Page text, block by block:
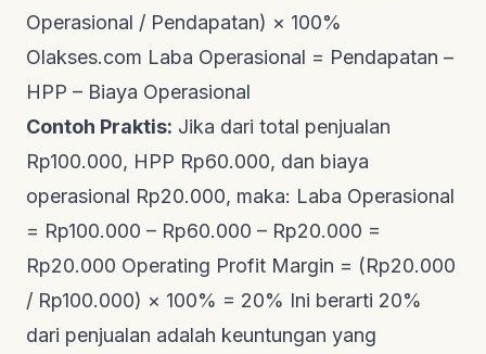
Operasional / Pendapatan) × 100%
Olakses.com Laba Operasional = Pendapatan –
HPP – Biaya Operasional
Contoh Praktis: Jika dari total penjualan
Rp100.000, HPP Rp60.000, dan biaya
operasional Rp20.000, maka: Laba Operasional
= Rp100.000 – Rp60.000 – Rp20.000 =
Rp20.000 Operating Profit Margin = (Rp20.000
/ Rp100.000) × 100% = 20% Ini berarti 20%
dari penjualan adalah keuntungan yang